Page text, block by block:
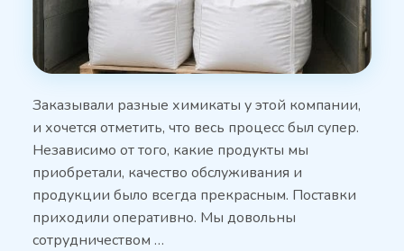
Заказывали разные химикаты у этой компании,
и хочется отметить, что весь процесс был супер.
Независимо от того, какие продукты мы
приобретали, качество обслуживания и
продукции было всегда прекрасным. Поставки
приходили оперативно. Мы довольны
сотрудничеством …